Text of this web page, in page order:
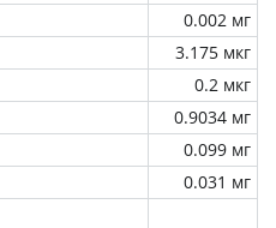
0.002 мг
3.175 мкг
0.2 мкг
0.9034 мг
0.099 мг
0.031 мг